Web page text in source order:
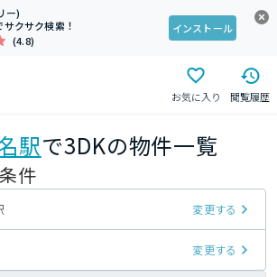
ー)
クサク検索！
(4.8)
インストール
お気に入り 閲覧履歴
駅で3DKの物件一覧
件
変更する
変更する